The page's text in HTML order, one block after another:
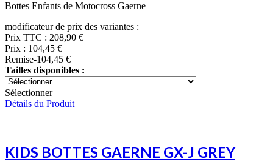
Bottes Enfants de Motocross Gaerne
modificateur de prix des variantes :
Prix TTC : 208,90 €
Prix : 104,45 €
Remise-104,45 €
Tailles disponibles :
Sélectionner
Détails du Produit
KIDS BOTTES GAERNE GX-J GREY